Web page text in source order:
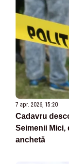
7 apr. 2026, 15:20
Cadavru
Seimenii Mici,
anchetă